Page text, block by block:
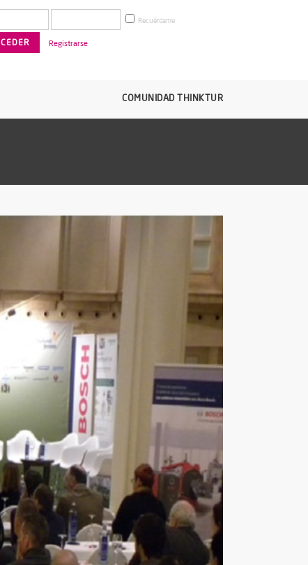
Recuérdame
Registrarse
COMUNIDAD THINKTUR